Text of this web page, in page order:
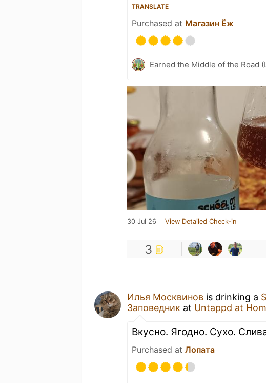
TRANSLATE
Purchased at Магазин Ёж
Earned the Middle of the Road
30 Jul 26 View Detailed Check-in
3
Илья Москвинов is drinking a
Заповедник at Untappd at
Вкусно. Ягодно. Сухо.
Purchased at Лопата